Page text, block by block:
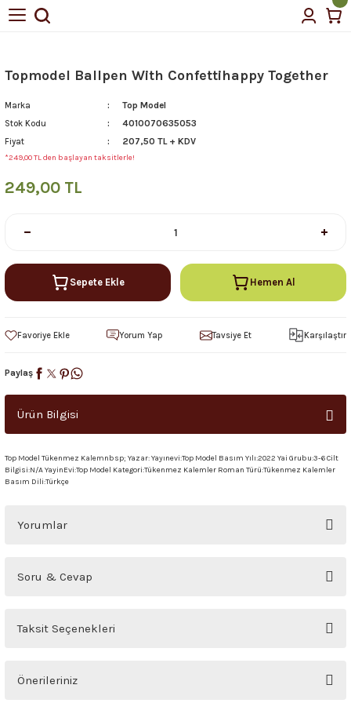
Topmodel Ballpen With Confettihappy Together
Marka Top Model
Stok Kodu 4010070635053
Fiyat 207,50 TL + KDV
*249,00 TL den başlayan taksitlerle!
249,00 TL
Sepete Ekle Hemen Al
Yorum Yap Tavsiye Et Karşılaştır
Paylaş
Ürün Bilgisi
Top Model Tükenmez Kalemnbsp; Yazar: Yayınevi:Top Model Basım Yılı:2022 Yai Grubu:3-6 Cilt
Bilgisi:N/A YayinEvi:Top Model Kategori:Tükenmez Kalemler Roman Türü:Tükenmez Kalemler
Basım Dili:Türkçe
Yorumlar
Soru & Cevap
Ürün hakkında henüz soru sorulmamış.
Taksit Seçenekleri
Önerileriniz